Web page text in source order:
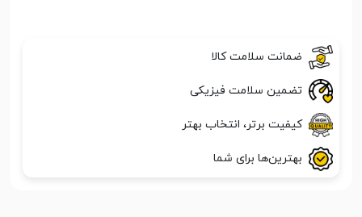
ضمانت سلامت کالا
تضمین سلامت فیزیکی
کیفیت برتر، انتخاب بهتر
بهترین‌ها برای شما